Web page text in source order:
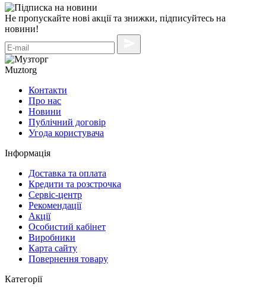
Не пропускайте нові акції та знижки, підписуйтесь на
новини!
Muztorg
Контакти
Про нас
Новини
Публічний договір
Угода користувача
Інформація
Доставка та оплата
Кредити та розстрочка
Сервіc-центр
Рекомендації
Акції
Особистий кабінет
Виробники
Карта сайту
Повернення товару
Категорії